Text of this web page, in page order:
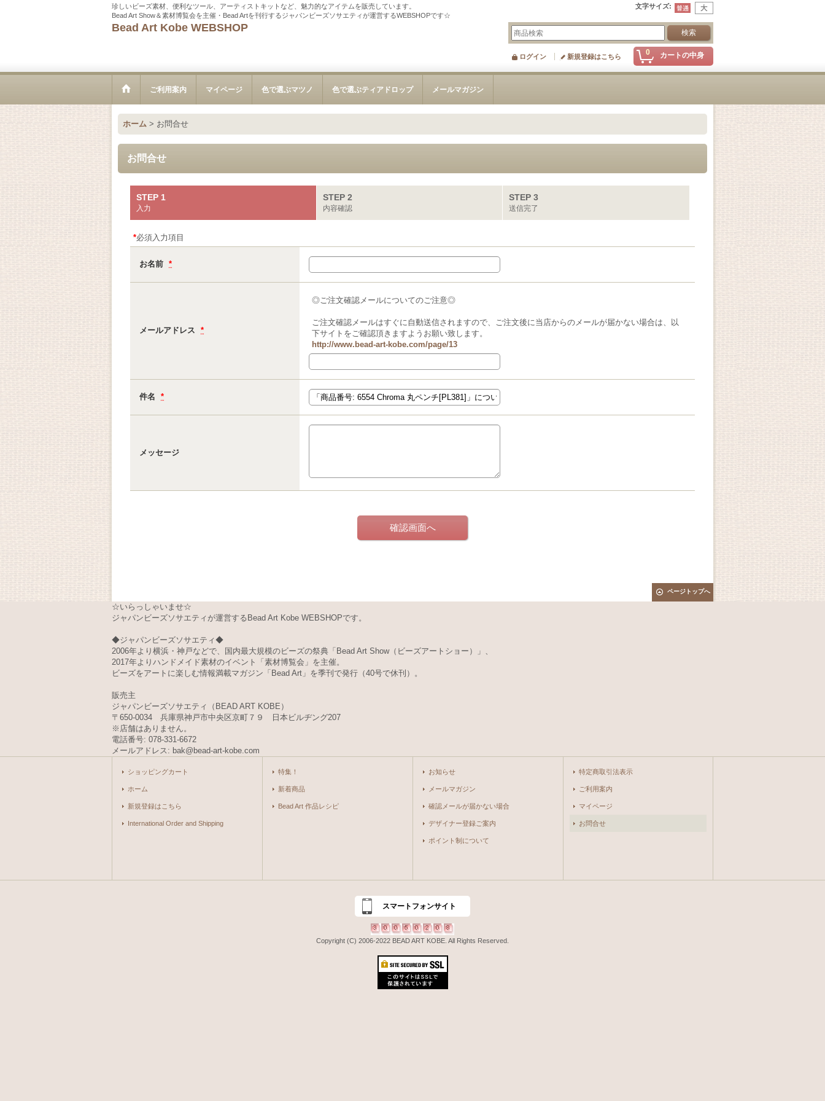
珍しいビーズ素材、便利なツール、アーティストキットなど、魅力的なアイテムを販売しています。
Bead Art Show＆素材博覧会を主催・Bead Artを刊行するジャパンビーズソサエティが運営するWEBSHOPです☆
文字サイズ:
Bead Art Kobe WEBSHOP
0 カートの中身
ログイン 新規登録はこちら
ご利用案内 マイページ 色で選ぶマツノ 色で選ぶティアドロップ メールマガジン
ホーム > お問合せ
お問合せ
STEP 1
入力
STEP 2
内容確認
STEP 3
送信完了
*必須入力項目
お名前 *
メールアドレス *
◎ご注文確認メールについてのご注意◎
ご注文確認メールはすぐに自動送信されますので、ご注文後に当店からのメールが届かない場合は、以
下サイトをご確認頂きますようお願い致します。
http://www.bead-art-kobe.com/page/13
件名 *
メッセージ
ページトップへ
☆いらっしゃいませ☆
ジャパンビーズソサエティが運営するBead Art Kobe WEBSHOPです。
◆ジャパンビーズソサエティ◆
2006年より横浜・神戸などで、国内最大規模のビーズの祭典「Bead Art Show（ビーズアートショー）」、
2017年よりハンドメイド素材のイベント「素材博覧会」を主催。
ビーズをアートに楽しむ情報満載マガジン「Bead Art」を季刊で発行（40号で休刊）。
販売主
ジャパンビーズソサエティ（BEAD ART KOBE）
〒650-0034 兵庫県神戸市中央区京町７９ 日本ビルヂング207
※店舗はありません。
電話番号: 078-331-6672
メールアドレス: bak@bead-art-kobe.com
ショッピングカート
ホーム
新規登録はこちら
International Order and Shipping
特集！
新着商品
Bead Art 作品レシピ
お知らせ
メールマガジン
確認メールが届かない場合
デザイナー登録ご案内
ポイント制について
特定商取引法表示
ご利用案内
マイページ
お問合せ
スマートフォンサイト
Copyright (C) 2006-2022 BEAD ART KOBE. All Rights Reserved.